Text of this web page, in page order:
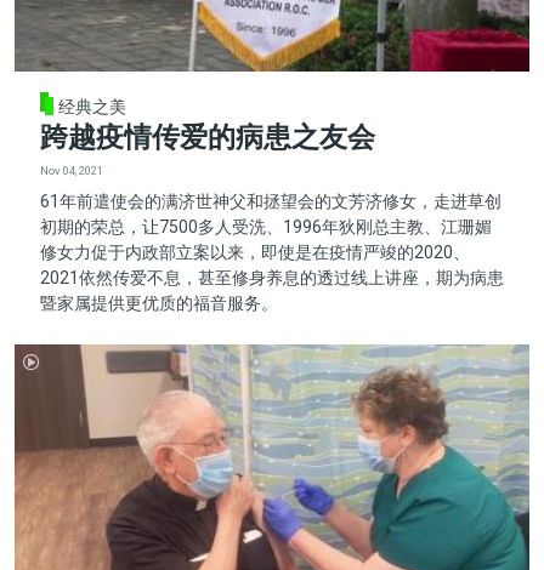
经典之美
跨越疫情传爱的病患之友会
Nov 04, 2021
61年前遣使会的满济世神父和拯望会的文芳济修女，走进草创
初期的荣总，让7500多人受洗、1996年狄刚总主教、江珊媚
修女力促于内政部立案以来，即使是在疫情严竣的2020、
2021依然传爱不息，甚至修身养息的透过线上讲座，期为病患
暨家属提供更优质的福音服务。